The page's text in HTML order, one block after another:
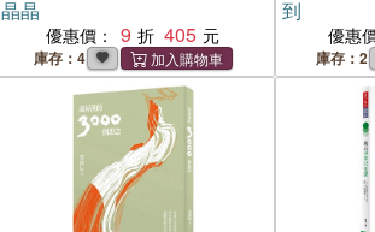
晶晶
優惠價： 9 405
庫存：4
到
優惠
庫存：2